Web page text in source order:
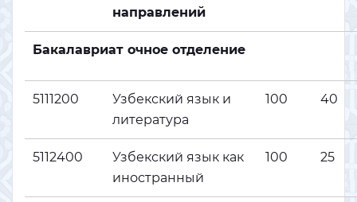
направлений
Бакалавриат очное отделение
5111200
Узбекский язык и
литература
100 40
5112400
Узбекский язык как
иностранный
100 25